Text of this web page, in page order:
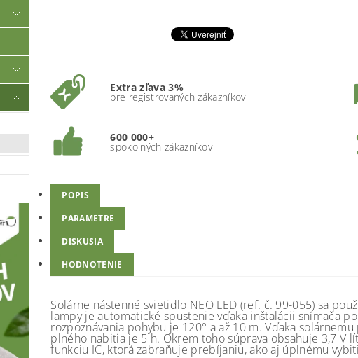
Extra zľava 3%
pre registrovaných zákazníkov
600 000+
spokojných zákazníkov
POPIS
PARAMETRE
DISKUSIA
HODNOTENIE
Solárne nástenné svietidlo NEO LED (ref. č. 99-055) sa
lampy je automatické spustenie vďaka inštalácii snímača
rozpoznávania pohybu je 120° a až 10 m. Vďaka
plného nabitia je 5 h. Okrem toho súprava obsahuje 3,7 V
funkciu IC, ktorá zabraňuje prebíjaniu, ako aj úplnému